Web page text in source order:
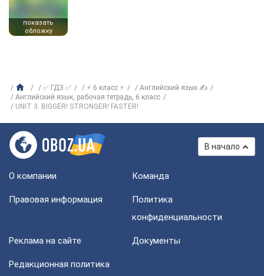
показать
обложку
✅ ГДЗ ✅ ⚡ 6 класс ⚡
Английский язык ✍
Английский язык, рабочая тетрадь, 6 класс
UNIT 3. BIGGER! STRONGER! FASTER!
В начало
О компании Команда
Правовая информация
Политика
конфиденциальности
Реклама на сайте Документы
Редакционная политика